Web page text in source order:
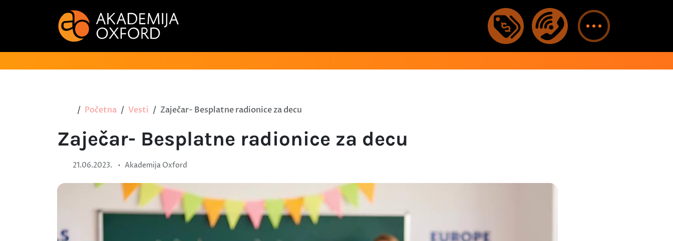
Početna Vesti Zaječar- Besplatne radionice za decu
Zaječar- Besplatne radionice za decu
21.06.2023. • Akademija Oxford